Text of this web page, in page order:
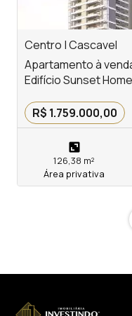
Centro | Cascavel
Apartamento à
Edifício Sunset Home
R$ 1.759.000,00
126,38 m²
Área privativa